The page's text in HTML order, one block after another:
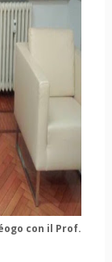
con il Prof.